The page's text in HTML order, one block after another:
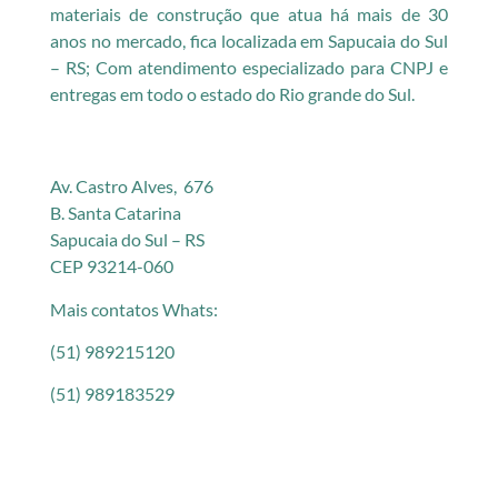
materiais de construção que atua há mais de 30
anos no mercado, fica localizada em Sapucaia do Sul
– RS; Com atendimento especializado para CNPJ e
entregas em todo o estado do Rio grande do Sul.
Av. Castro Alves, 676
B. Santa Catarina
Sapucaia do Sul – RS
CEP 93214-060
Mais contatos Whats:
(51) 989215120
(51) 989183529